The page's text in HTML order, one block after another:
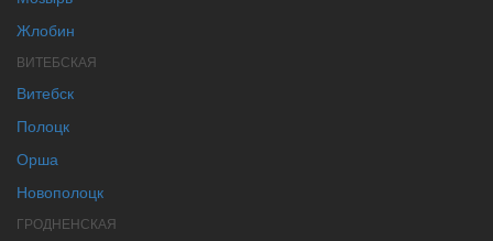
Жлобин
ВИТЕБСКАЯ
Витебск
Полоцк
Орша
Новополоцк
ГРОДНЕНСКАЯ